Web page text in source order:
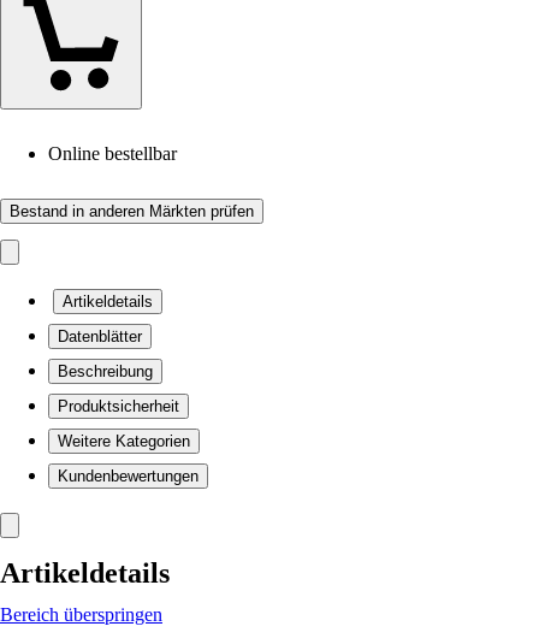
Online bestellbar
Bestand in anderen Märkten prüfen
Artikeldetails
Datenblätter
Beschreibung
Produktsicherheit
Weitere Kategorien
Kundenbewertungen
Artikeldetails
Bereich überspringen